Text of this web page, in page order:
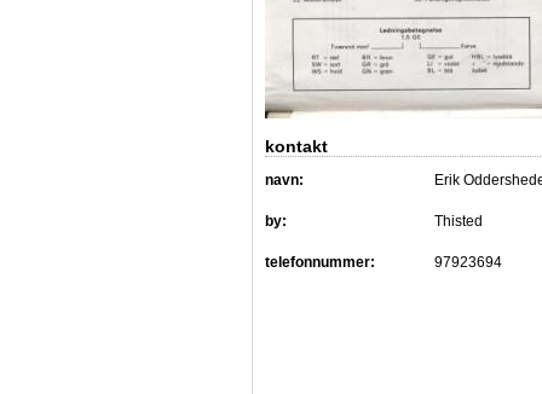
kontakt
navn: Erik
by: Thisted
telefonnummer: 97923694